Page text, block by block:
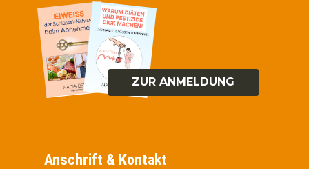
ZUR ANMELDUNG
Anschrift & Kontakt